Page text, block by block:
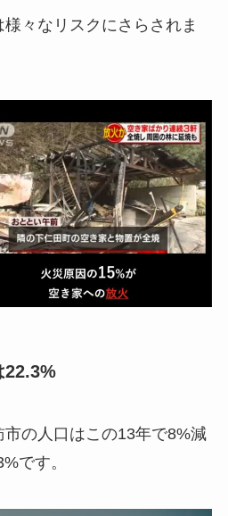
々なリスクにさらされま
22.3%
の人口はこの13年で8%減
です。